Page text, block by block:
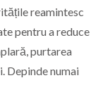
reamintesc
pentru a reduce
purtarea
Depinde numai